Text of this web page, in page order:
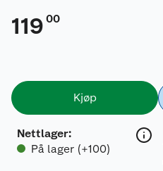
119 00
Kjøp
Nettlager:
På lager (+100)